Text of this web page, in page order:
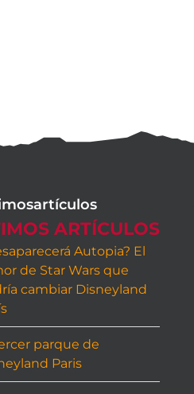
ARTÍCULOS
Autopia? El
de Star Wars que
cambiar Disneyland
parque de
Paris